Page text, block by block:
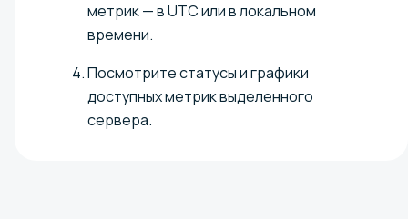
метрик — в UTC или в локальном
времени.
Посмотрите статусы и графики
доступных метрик выделенного
сервера.